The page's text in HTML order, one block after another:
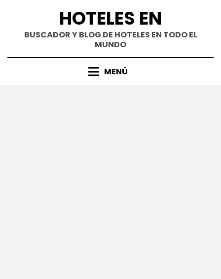
contenido
HOTELES EN
BUSCADOR Y BLOG DE HOTELES EN TODO EL
MUNDO
MENÚ